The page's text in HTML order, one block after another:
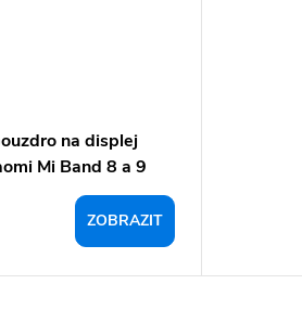
na displej
Mi Band 8 a 9
ZOBRAZIT